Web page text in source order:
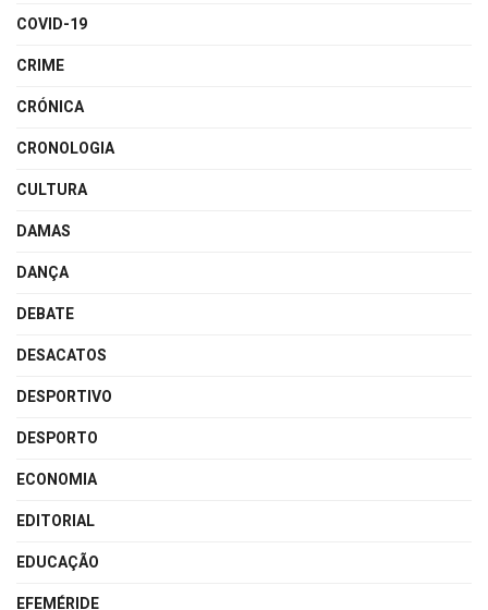
COVID-19
CRIME
CRÓNICA
CRONOLOGIA
CULTURA
DAMAS
DANÇA
DEBATE
DESACATOS
DESPORTIVO
DESPORTO
ECONOMIA
EDITORIAL
EDUCAÇÃO
EFEMÉRIDE